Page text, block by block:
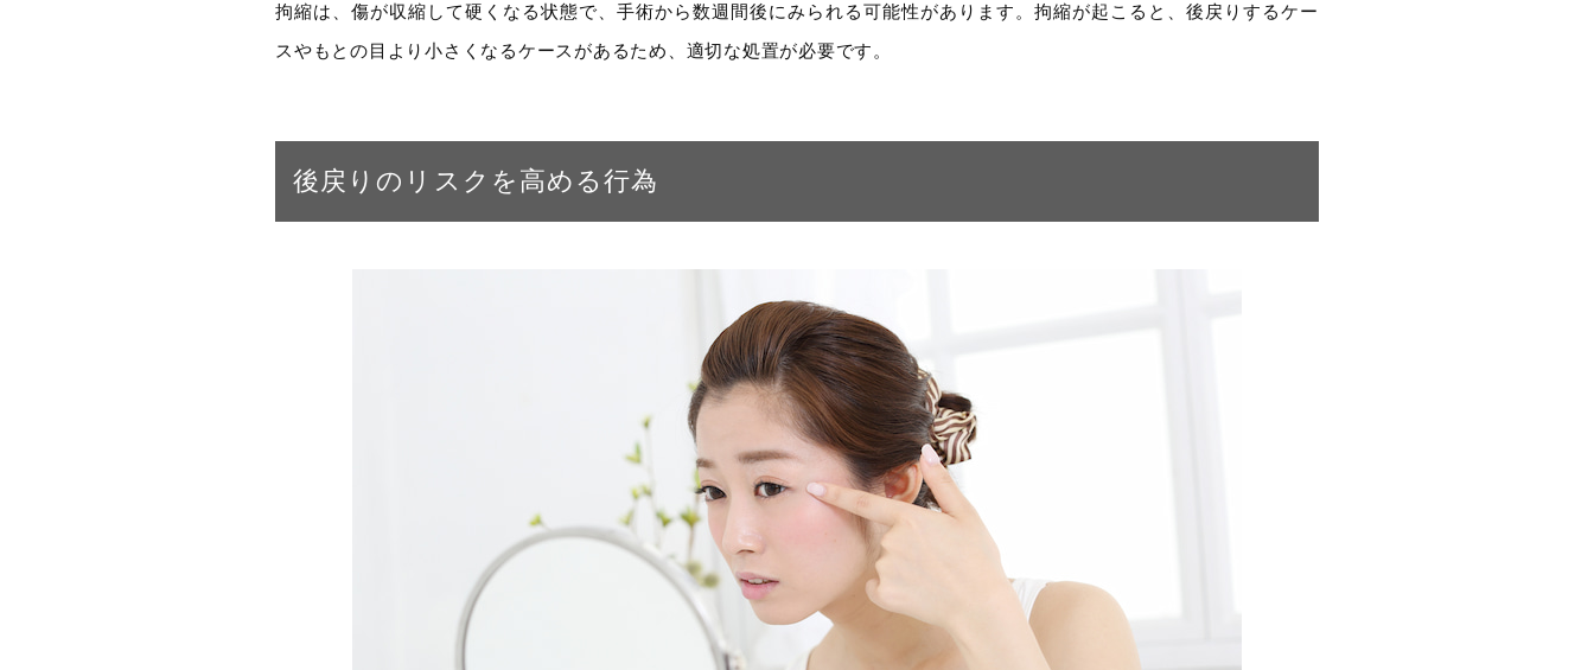
拘縮は、傷が収縮して硬くなる状態で、手術から数週間後にみられる可能性があります。拘縮が起こると、後戻りするケー
スやもとの目より小さくなるケースがあるため、適切な処置が必要です。
後戻りのリスクを高める行為